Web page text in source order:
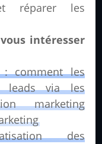
réparer les
intéresser
: comment les
leads via les
marketing
des